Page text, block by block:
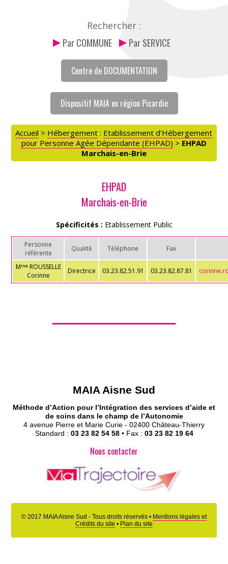
ACCÈS PARTICULIERS
ASSOCIATIONS
ROMPRE LA SOLITUDE
Rechercher :
Par COMMUNE Par SERVICE
Centre de DOCUMENTATION
Dispositif MAIA ex région Picardie
Accueil > Hébergement : Etablissement d'Hébergement
pour Personne Agée Dépendante (EHPAD) > EHPAD
Marchais-en-Brie
EHPAD
Marchais-en-Brie
Spécificités : Etablissement Public
Personne
référente
Qualité Téléphone Fax
MmeROUSSELLE
Corinne
Directrice 03.23.82.51.91 03.23.82.87.81
MAIA Aisne Sud
Méthode d’Action pour l’Intégration des services d’aide et
de soins dans le champ de l’Autonomie
4 avenue Pierre et Marie Curie - 02400 Château-Thierry
Standard : 03 23 82 54 58• Fax : 03 23 82 19 64
Nous contacter
Accès Partenaires
© 2017 MAIA Aisne Sud - Tous droits réservés • Mentions légales et
Crédits du site • Plan du site